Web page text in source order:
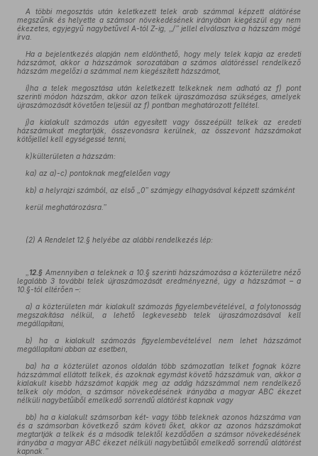
A többi megosztás után keletkezett telek arab számmal képzett alátörése
megszűnik és helyette a számsor növekedésének irányában kiegészül egy nem
ékezetes, egyjegyű nagybetűvel A-tól Z-ig, „/” jellel elválasztva a házszám mögé
írva.
Ha a bejelentkezés alapján nem eldönthető, hogy mely telek kapja az eredeti
házszámot, akkor a házszámok sorozatában a számos alátöréssel rendelkező
házszám megelőzi a számmal nem kiegészített házszámot,
i)ha a telek megosztása után keletkezett telkeknek nem adható az f) pont
szerinti módon házszám, akkor azon telkek újraszámozása szükséges, amelyek
újraszámozását követően teljesül az f) pontban meghatározott feltétel.
j)a kialakult számozás után egyesített vagy összeépült telkek az eredeti
házszámukat megtartják, összevonásra kerülnek, az összevont házszámokat
kötőjellel kell egységessé tenni,
k)külterületen a házszám:
ka) az a)-c) pontoknak megfelelően vagy
kb) a helyrajzi számból, az első „0” számjegy elhagyásával képzett számként
kerül meghatározásra ”
(2) A Rendelet 12.§ helyébe az alábbi rendelkezés lép:
12.§ Amennyiben a teleknek a 10.§ szerinti házszámozása a közterületre néző
legalább 3 további telek újraszámozását eredményezné, úgy a házszámot – a
10.§-tól eltérően –:
a) a közterületen már kialakult számozás figyelembevételével, a folytonosság
megszakítása nélkül, a lehető legkevesebb telek újraszámozásával kell
megállapítani,
b) ha a kialakult számozás figyelembevételével nem lehet házszámot
megállapítani abban az esetben,
ba) ha a közterület azonos oldalán több számozatlan telket fognak közre
házszámmal ellátott telkek, és azoknak egymást követő házszámuk van, akkor a
kialakult kisebb házszámot kapják meg az addig házszámmal nem rendelkező
telkek oly módon, a számsor növekedésének irányába a magyar ABC ékezet
nélküli nagybetűiből emelkedő sorrendű alátörést kapnak vagy
bb) ha a kialakult számsorban két- vagy több teleknek azonos házszáma van
és a számsorban következő szám követi őket, akkor az azonos házszámokat
megtartják a telkek és a második telektől kezdődően a számsor növekedésének
irányába a magyar ABC ékezet nélküli nagybetűiből emelkedő sorrendű alátörést
kapnak ”